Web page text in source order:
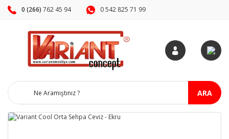
0 (266) 762 45 94 0 542 825 71 99
ARA